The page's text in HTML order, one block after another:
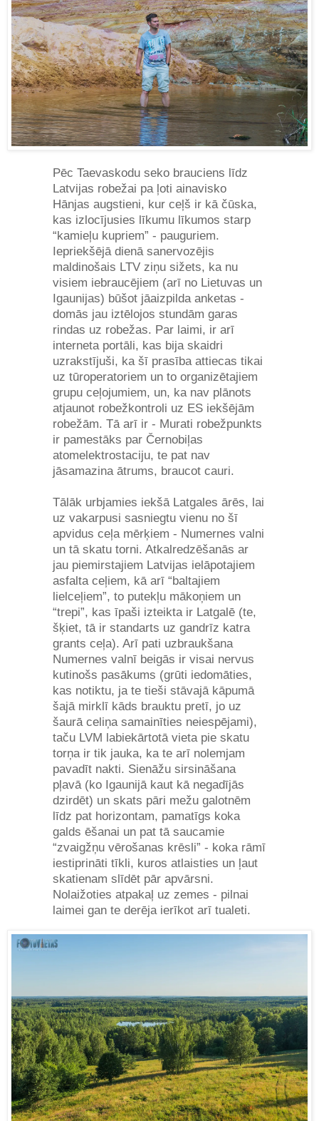
Pēc Taevaskodu seko brauciens līdz
Latvijas robežai pa ļoti ainavisko
Hānjas augstieni, kur ceļš ir kā čūska,
kas izlocījusies līkumu līkumos starp
“kamieļu kupriem” - pauguriem.
Iepriekšējā dienā sanervozējis
maldinošais LTV ziņu sižets, ka nu
visiem iebraucējiem (arī no Lietuvas un
Igaunijas) būšot jāaizpilda anketas -
domās jau iztēlojos stundām garas
rindas uz robežas. Par laimi, ir arī
interneta portāli, kas bija skaidri
uzrakstījuši, ka šī prasība attiecas tikai
uz tūroperatoriem un to organizētajiem
grupu ceļojumiem, un, ka nav plānots
atjaunot robežkontroli uz ES iekšējām
robežām. Tā arī ir - Murati robežpunkts
ir pamestāks par Černobiļas
atomelektrostaciju, te pat nav
jāsamazina ātrums, braucot cauri.
Tālāk urbjamies iekšā Latgales ārēs, lai
uz vakarpusi sasniegtu vienu no šī
apvidus ceļa mērķiem - Numernes valni
un tā skatu torni. Atkalredzēšanās ar
jau piemirstajiem Latvijas ielāpotajiem
asfalta ceļiem, kā arī “baltajiem
lielceļiem”, to putekļu mākoņiem un
“trepi”, kas īpaši izteikta ir Latgalē (te,
šķiet, tā ir standarts uz gandrīz katra
grants ceļa). Arī pati uzbraukšana
Numernes valnī beigās ir visai nervus
kutinošs pasākums (grūti iedomāties,
kas notiktu, ja te tieši stāvajā kāpumā
šajā mirklī kāds brauktu pretī, jo uz
šaurā celiņa samainīties neiespējami),
taču LVM labiekārtotā vieta pie skatu
torņa ir tik jauka, ka te arī nolemjam
pavadīt nakti. Sienāžu sirsināšana
pļavā (ko Igaunijā kaut kā negadījās
dzirdēt) un skats pāri mežu galotnēm
līdz pat horizontam, pamatīgs koka
galds ēšanai un pat tā saucamie
“zvaigžņu vērošanas krēsli” - koka rāmī
iestiprināti tīkli, kuros atlaisties un ļaut
skatienam slīdēt pār apvārsni.
Nolaižoties atpakaļ uz zemes - pilnai
laimei gan te derēja ierīkot arī tualeti.